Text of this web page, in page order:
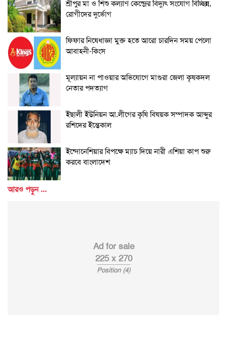
শ্রীপুর মা ও শিশু কল্যাণ কেন্দ্রের বিদ্যুৎ সংযোগ বিচ্ছিন্ন,
রোগীদের দুর্ভোগ
ফিফার নিষেধাজ্ঞা মুক্ত হতে আরো চারদিন সময় পেলো
আবাহনী-কিংস
মূল্যায়ন না পাওয়ার অভিযোগে মাগুরা জেলা কৃষকদল
নেতার পদত্যাগ
ইছালী ইউনিয়ন আ.লীগের কৃষি বিষয়ক সম্পাদক আব্দুর
রশিদের ইন্তেকাল
ইন্দোনেশিয়ার বিপক্ষে ম্যাচ দিয়ে নারী এশিয়া কাপ শুরু
করবে বাংলাদেশ
আরও পড়ুন ...
Ad for sale
225 x 270
Position (4)